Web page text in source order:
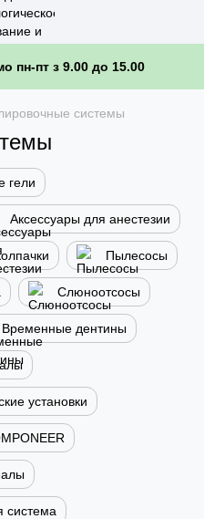
пн-пт з 9.00 до 15.00
системы
гели
Аксессуары для анестезии
Пылесосы
Слюноотсосы
Временные дентины
установки
система